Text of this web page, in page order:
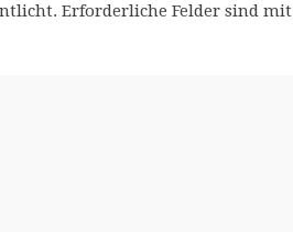
Erforderliche Felder sind mit